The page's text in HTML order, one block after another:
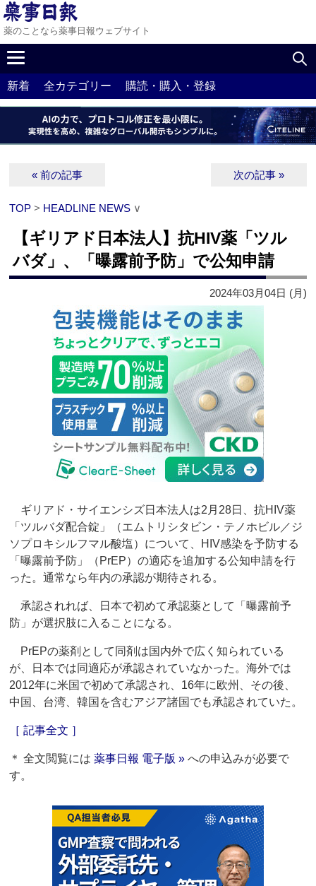
薬のことなら薬事日報ウェブサイト
新着 全カテゴリー 購読・購入・登録
« 前の記事 次の記事 »
TOP > HEADLINE NEWS ∨
【ギリアド日本法人】抗HIV薬「ツル
バダ」、「曝露前予防」で公知申請
2024年03月04日 (月)
ギリアド・サイエンシズ日本法人は2月28日、抗HIV薬
「ツルバダ配合錠」（エムトリシタビン・テノホビル／ジ
ソプロキシルフマル酸塩）について、HIV感染を予防する
「曝露前予防」（PrEP）の適応を追加する公知申請を行
った。通常なら年内の承認が期待される。
承認されれば、日本で初めて承認薬として「曝露前予
防」が選択肢に入ることになる。
PrEPの薬剤として同剤は国内外で広く知られている
が、日本では同適応が承認されていなかった。海外では
2012年に米国で初めて承認され、16年に欧州、その後、
中国、台湾、韓国を含むアジア諸国でも承認されていた。
［ 記事全文 ］
＊ 全文閲覧には薬事日報 電子版 » への申込みが必要で
す。